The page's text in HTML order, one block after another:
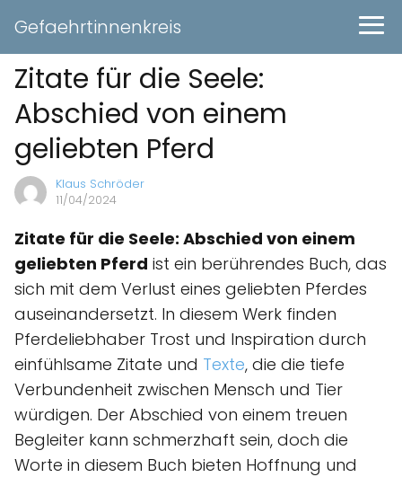
Gefaehrtinnenkreis
Zitate für die Seele:
Abschied von einem
geliebten Pferd
Klaus Schröder
11/04/2024
Zitate für die Seele: Abschied von einem
geliebten Pferd ist ein berührendes Buch, das
sich mit dem Verlust eines geliebten Pferdes
auseinandersetzt. In diesem Werk finden
Pferdeliebhaber Trost und Inspiration durch
einfühlsame Zitate und Texte, die die tiefe
Verbundenheit zwischen Mensch und Tier
würdigen. Der Abschied von einem treuen
Begleiter kann schmerzhaft sein, doch die
Worte in diesem Buch bieten Hoffnung und